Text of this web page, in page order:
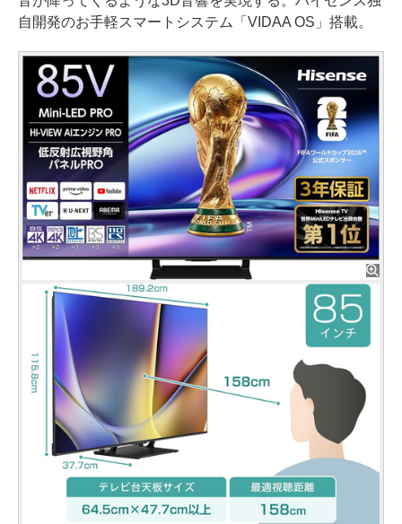
自開発のお手軽スマートシステム「VIDAA OS」搭載。